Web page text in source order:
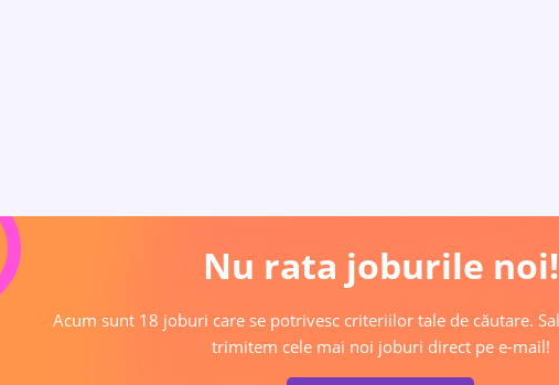
Nu rata joburile noi!
Acum sunt 18 joburi care se potrivesc criteriilor tale de căutare.
trimitem cele mai noi joburi direct pe e-mail!